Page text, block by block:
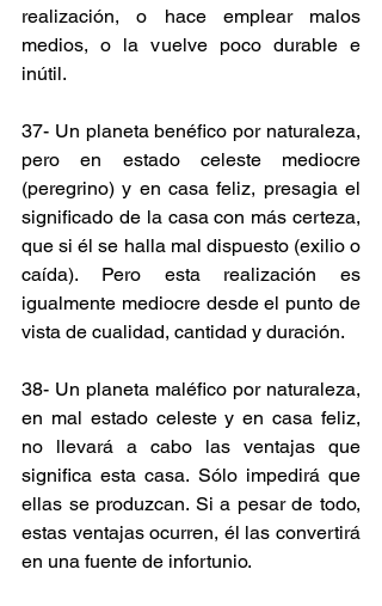
realización, o hace emplear malos
medios, o la vuelve poco durable e
inútil.
37- Un planeta benéfico por naturaleza,
pero en estado celeste mediocre
(peregrino) y en casa feliz, presagia el
significado de la casa con más certeza,
que si él se halla mal dispuesto (exilio o
caída). Pero esta realización es
igualmente mediocre desde el punto de
vista de cualidad, cantidad y duración.
38- Un planeta maléfico por naturaleza,
en mal estado celeste y en casa feliz,
no llevará a cabo las ventajas que
significa esta casa. Sólo impedirá que
ellas se produzcan. Si a pesar de todo,
estas ventajas ocurren, él las convertirá
en una fuente de infortunio.